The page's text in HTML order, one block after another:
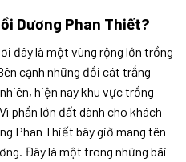
Dương Phan Thiết?
đây là một vùng rộng lớn trồng
cạnh những đồi cát trắng
hiện nay khu vực trồng
phần lớn đất dành cho khách
Phan Thiết bây giờ mang tên
Đây là một trong những bãi